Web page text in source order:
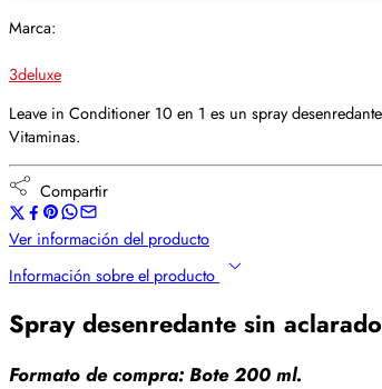
Marca:
3deluxe
Leave in Conditioner 10 en 1 es un spray
Vitaminas.
Compartir
Ver información del producto
Información sobre el producto
Spray desenredante sin
Formato de compra: Bote 200 ml.